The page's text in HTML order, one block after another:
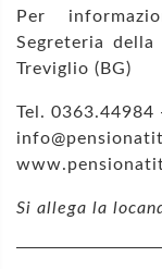
Per
Segreteria
Treviglio (BG)
Tel. 0363.44984
Si allega la